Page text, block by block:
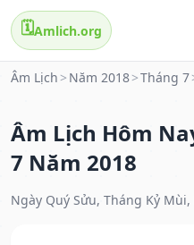
🗓️Amlich.org
Âm Lịch > Năm 2018>Tháng 7
Âm Lịch Hôm
7 Năm 2018
Ngày Quý Sửu, Tháng Kỷ